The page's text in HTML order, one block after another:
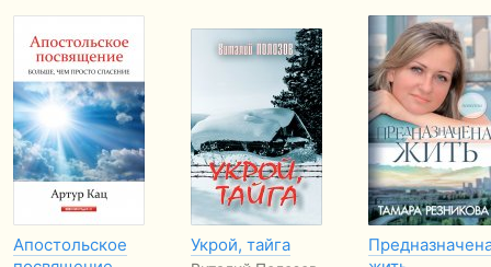
Апостольское
Укрой, тайга